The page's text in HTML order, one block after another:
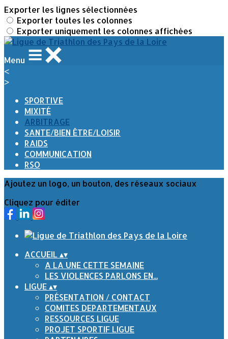
Exporter les lignes sélectionnées
Exporter toutes les colonnes
Exporter uniquement les colonnes affichées
Menu
<
>
SPORTIVE
MIXITÉ
ARBITRAGE
SANTE/BIEN ÊTRE/LOISIR
RAIDS
COMMUNICATION
RSO
Ajoutez un logo, un bouton, des réseaux sociaux
Cliquez pour éditer
ACCUEIL▴▾
A LA UNE CETTE SEMAINE
LES VIOLENCES PARLONS EN...
LIGUE▴▾
PRÉSENTATION / CONTACT
COMITES DEPARTEMENTAUX
RESSOURCES LIGUE
PROJET SPORTIF LIGUE